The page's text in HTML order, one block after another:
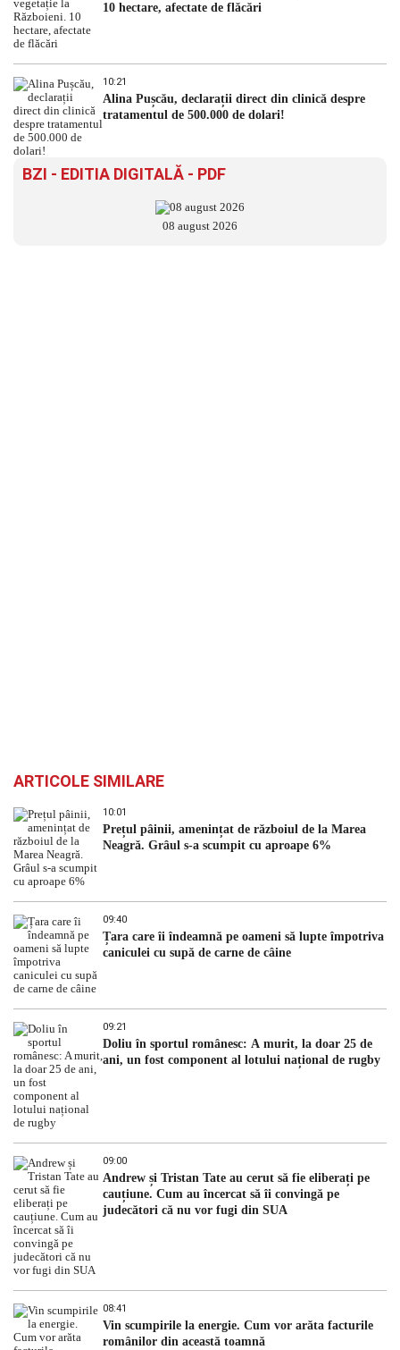
10 hectare, afectate de flăcări
10:21
Alina Pușcău, declarații direct din clinică despre
tratamentul de 500.000 de dolari!
BZI - EDITIA DIGITALĂ - PDF
08 august 2026
ARTICOLE SIMILARE
10:01
Prețul pâinii, amenințat de războiul de la Marea
Neagră. Grâul s-a scumpit cu aproape 6%
09:40
Țara care îi îndeamnă pe oameni să lupte împotriva
caniculei cu supă de carne de câine
09:21
Doliu în sportul românesc: A murit, la doar 25 de
ani, un fost component al lotului național de rugby
09:00
Andrew și Tristan Tate au cerut să fie eliberați pe
cauțiune. Cum au încercat să îi convingă pe
judecători că nu vor fugi din SUA
08:41
Vin scumpirile la energie. Cum vor arăta facturile
românilor din această toamnă